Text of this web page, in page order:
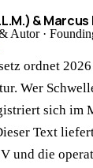
&
Autor ·
ordnet
Wer
sich im
Text
und die